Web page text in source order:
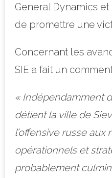
General Dynamics
de promettre une
Concernant les
SIE a fait un
« Indépendamment
détient la ville de
l’offensive russe aux
opérationnels et
probablement